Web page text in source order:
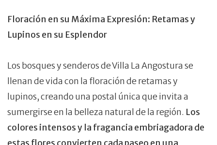
Floración en su Máxima Expresión: Retamas y
Lupinos en su Esplendor
Los bosques y senderos de Villa La Angostura se
llenan de vida con la floración de retamas y
lupinos, creando una postal única que invita a
sumergirse en la belleza natural de la región. Los
colores intensos y la fragancia embriagadora de